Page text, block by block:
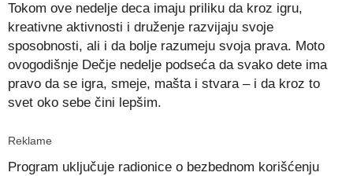
Tokom ove nedelje deca imaju priliku da kroz igru,
kreativne aktivnosti i druženje razvijaju svoje
sposobnosti, ali i da bolje razumeju svoja prava. Moto
ovogodišnje Dečje nedelje podseća da svako dete ima
pravo da se igra, smeje, mašta i stvara – i da kroz to
svet oko sebe čini lepšim.
Reklame
Program uključuje radionice o bezbednom korišćenju